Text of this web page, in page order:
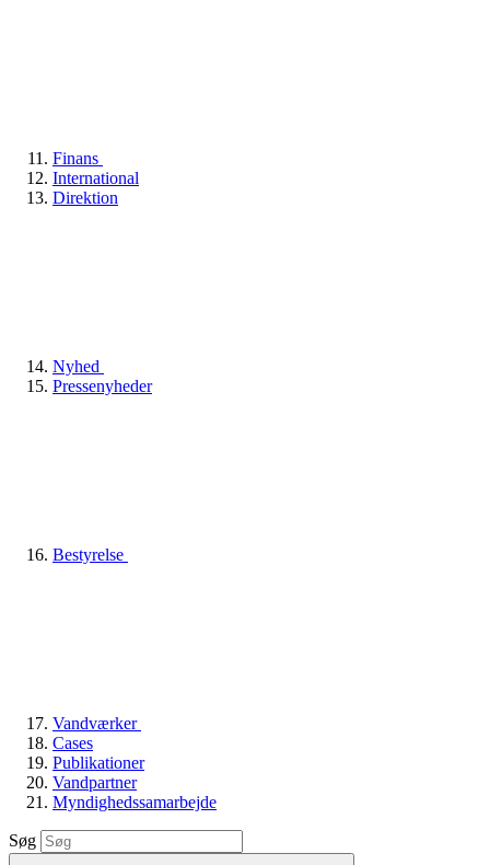
Finans
International
Direktion
Nyhed
Pressenyheder
Bestyrelse
Vandværker
Cases
Publikationer
Vandpartner
Myndighedssamarbejde
Søg